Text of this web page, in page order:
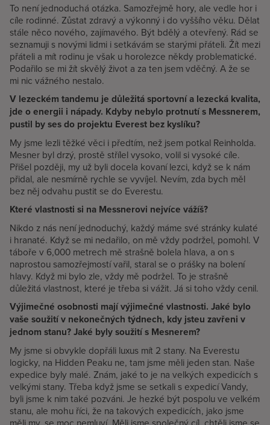
To není jednoduchá otázka. Samozřejmě hory, ale vedle hor i
cíle rodinné. Zůstat zdravý a výkonný i do vyššího věku. Dělat
stále něco nového, zajímavého. Být bdělý a otevřený. Rád se
seznamuji s novými lidmi i setkávám se starými přáteli. Žít mezi
přáteli a mít rodinu je však u horolezce někdy problematické.
Podařilo se mi žít skvělý život a za ten jsem vděčný. A že se
mi nic vážného nestalo.
V lezeckém tandemu je důležitá sportovní a lezecká kvalita,
jde o energii i nápady. Kdyby nebylo protnutí s Messnerem,
pustil by ses do projektu Everest bez kyslíku?
My jsme lezli těžké věci i předtím, než jsem potkal Reinholda.
Mesner byl drzý, prostě střílel vysoko, volil si vysoké cíle.
Přišel později, my už byli docela kovaní lezci, když se k nám
přidal, ale nesmírně rychle se vyvíjel. Nevím, zda bych měl
bez něj odvahu pustit se do Everestu.
Které vlastnosti si na Messnerovi nejvíce vážíš?
Nikdo z nás není jednoduchý, každý máme své stránky kulaté
i hranaté. Když se mi nedařilo, on mě vždy podržel, pomohl. V
táboře v 6,000 metrech mě strašně bolela hlava, a on s
naprostou samozřejmostí vařil, staral se o prášky na bolení
hlavy. Když mi bylo zle, vždy mě podržel. To je strašně
důležitá vlastnost, které je třeba si vážit. Já si toho vždy cenil.
Výjimečné osobnosti mají výjimečné vlastnosti. Jaké bylo
vaše soužití v nekonečných týdnech, kdy jsteu zavřeni v
jednom stanu? Jaké byly soužití s Mesnerem?
My jsme si obvykle dopřáli luxus mít 2 stany. Na Everestu
logicky, na Hidden Peaku ne, tam jsme měli jeden stan. Naše
expedice byly malé. Znám, jaké to je na velkých expedicích s
velkými stany. Třeba když jsme se setkali s expedicí Vandy,
byli jsme k nim také pozváni. Je hezké být pospolu ve velkém
stanu, ale mohu říci, že na takových expedicích, jako jsme